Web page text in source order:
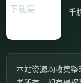
手
本站资源均收集